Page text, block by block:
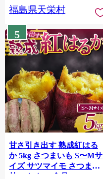
福島県天栄村
5
甘さ引き出す 熟成紅はる
か 5kg さつまいも S〜Mサ
イズ サツマイモ さつま芋